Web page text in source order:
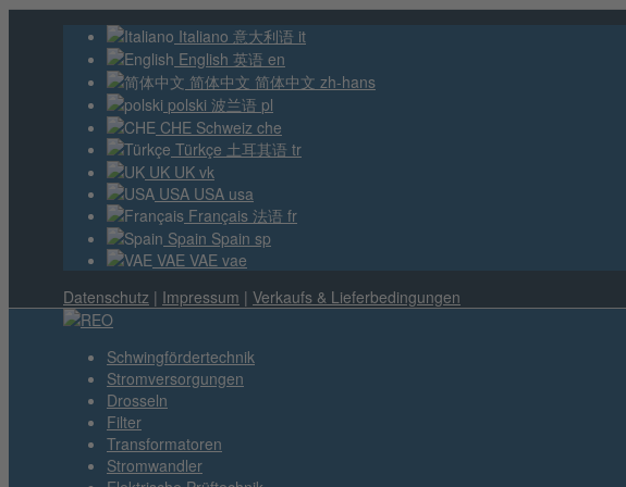
Italiano 意大利语 it
English 英语 en
简体中文 简体中文 zh-hans
polski 波兰语 pl
CHE Schweiz che
Türkçe 土耳其语 tr
UK UK vk
USA USA usa
Français 法语 fr
Spain Spain sp
VAE VAE vae
Datenschutz | Impressum | Verkaufs & Lieferbedingungen
Schwingfördertechnik
Stromversorgungen
Drosseln
Filter
Transformatoren
Stromwandler